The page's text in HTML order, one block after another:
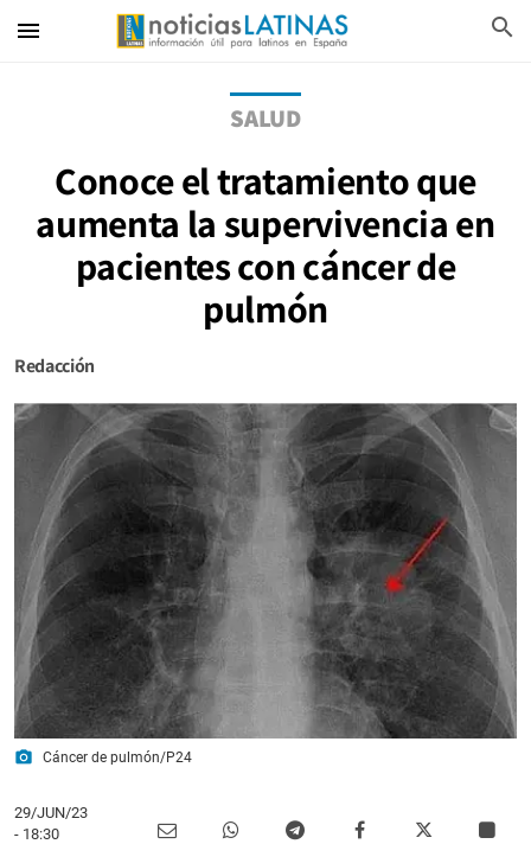
menu search
SALUD
Conoce el tratamiento que
aumenta la supervivencia en
pacientes con cáncer de
pulmón
Redacción
photo_camera Cáncer de pulmón/P24
29/JUN/23
- 18:30